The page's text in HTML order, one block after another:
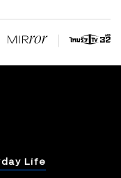
Life